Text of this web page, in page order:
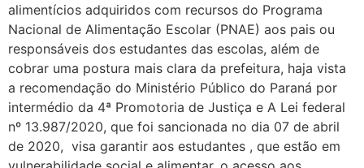
alimentícios adquiridos com recursos do Programa
Nacional de Alimentação Escolar (PNAE) aos pais ou
responsáveis dos estudantes das escolas, além de
cobrar uma postura mais clara da prefeitura, haja vista
a recomendação do Ministério Público do Paraná por
intermédio da 4ª Promotoria de Justiça e A Lei federal
nº 13.987/2020, que foi sancionada no dia 07 de abril
de 2020, visa garantir aos estudantes , que estão em